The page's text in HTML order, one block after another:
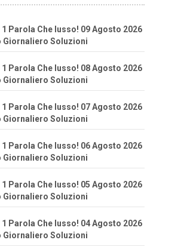
Parola Che lusso! 09 Agosto 2026
Giornaliero Soluzioni
Parola Che lusso! 08 Agosto 2026
Giornaliero Soluzioni
Parola Che lusso! 07 Agosto 2026
Giornaliero Soluzioni
Parola Che lusso! 06 Agosto 2026
Giornaliero Soluzioni
Parola Che lusso! 05 Agosto 2026
Giornaliero Soluzioni
Parola Che lusso! 04 Agosto 2026
Giornaliero Soluzioni